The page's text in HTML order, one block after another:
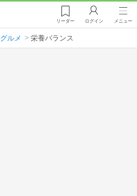
リーダー ログイン メニュー
グルメ 栄養バランス